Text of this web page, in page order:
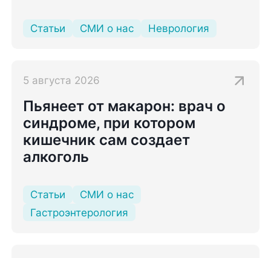
Статьи СМИ о нас Неврология
5 августа 2026
Пьянеет от макарон: врач о
синдроме, при котором
кишечник сам создает
алкоголь
Статьи
СМИ о нас
Гастроэнтерология